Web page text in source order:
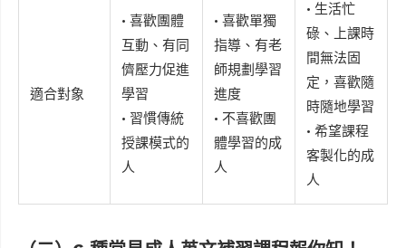
適合對象
• 喜歡團體
互動、有同
儕壓力促進
學習
• 習慣傳統
授課模式的
人
• 喜歡單獨
指導、有老
師規劃學習
進度
• 不喜歡團
體學習的成
人
• 生活忙
碌、上課時
間無法固
定，喜歡隨
時隨地學習
• 希望課程
客製化的成
人